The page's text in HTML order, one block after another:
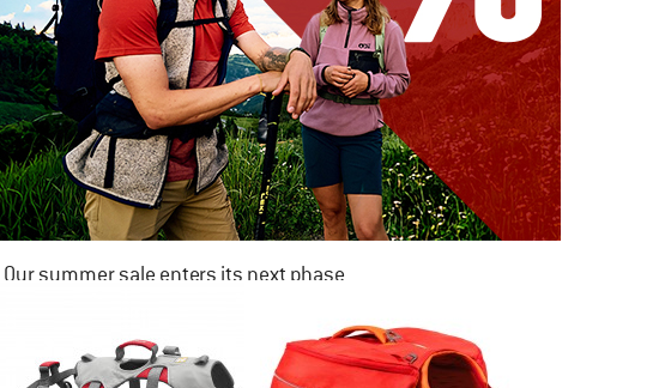
Our summer sale enters its next phase
NOW UP TO 50% OFF
TO THE SALE